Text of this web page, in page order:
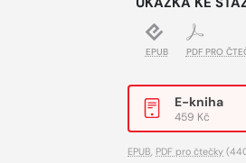
EPUB PDF PRO
E-kniha
459 Kč
EPUB PDF pro čtečky